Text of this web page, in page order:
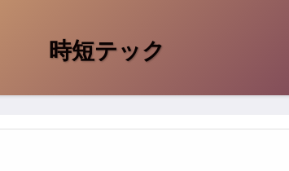
時短テック